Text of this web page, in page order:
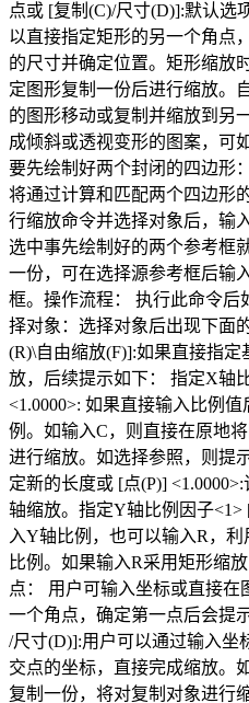
点或 [复制(C)/尺寸(D)]:默认选
以直接指定矩形的另一个角点
的尺寸并确定位置。矩形缩放
定图形复制一份后进行缩放。
的图形移动或复制并缩放到另
成倾斜或透视变形的图案，可
要先绘制好两个封闭的四边形
将通过计算和匹配两个四边形
行缩放命令并选择对象后，输
选中事先绘制好的两个参考框
一份，可在选择源参考框后输
框。操作流程： 执行此命令后
择对象：选择对象后出现下面
(R)\自由缩放(F)]:如果直接指
放，后续提示如下： 指定X轴
<1.0000>: 如果直接输入比例
例。如输入C，则直接在原地
进行缩放。如选择参照，则提
定新的长度或 [点(P)]
轴缩放。指定Y轴比例因子<1>
入Y轴比例，也可以输入R，
比例。如果输入R采用矩形缩
点： 用户可输入坐标或直接
一个角点，确定第一点后会提
/尺寸(D)]:用户可以通过输入坐
交点的坐标，直接完成缩放。
复制一份，将对复制对象进行